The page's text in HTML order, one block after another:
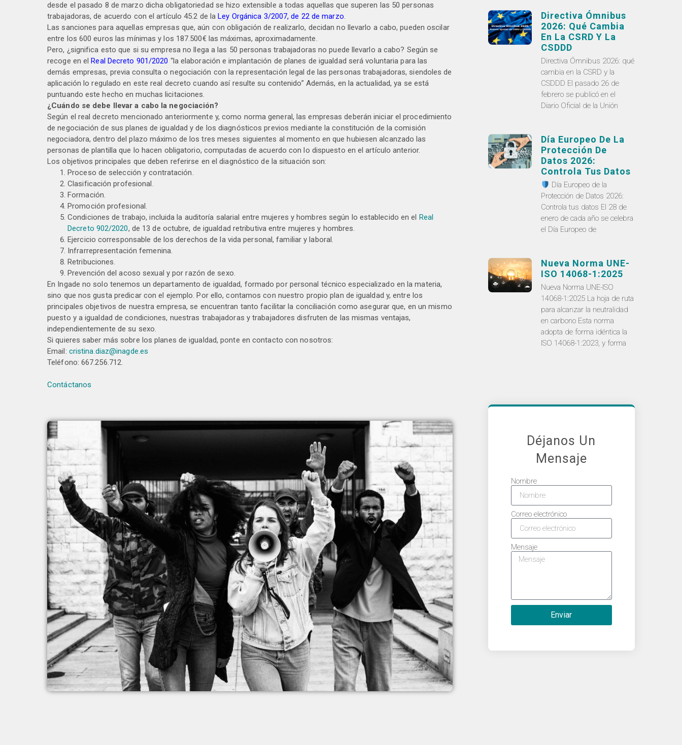
desde el pasado 8 de marzo dicha obligatoriedad se hizo extensible a todas aquellas que superen las 50 personas
trabajadoras, de acuerdo con el artículo 45.2 de la Ley Orgánica 3/2007, de 22 de marzo.
Las sanciones para aquellas empresas que, aún con obligación de realizarlo, decidan no llevarlo a cabo, pueden oscilar
entre los 600 euros las mínimas y los 187.500€ las máximas, aproximadamente.
Pero, ¿significa esto que si su empresa no llega a las 50 personas trabajadoras no puede llevarlo a cabo? Según se
recoge en el Real Decreto 901/2020 “la elaboración e implantación de planes de igualdad será voluntaria para las
demás empresas, previa consulta o negociación con la representación legal de las personas trabajadoras, siendoles de
aplicación lo regulado en este real decreto cuando así resulte su contenido” Además, en la actualidad, ya se está
puntuando este hecho en muchas licitaciones.
¿Cuándo se debe llevar a cabo la negociación?
Según el real decreto mencionado anteriormente y, como norma general, las empresas deberán iniciar el procedimiento
de negociación de sus planes de igualdad y de los diagnósticos previos mediante la constitución de la comisión
negociadora, dentro del plazo máximo de los tres meses siguientes al momento en que hubiesen alcanzado las
personas de plantilla que lo hacen obligatorio, computadas de acuerdo con lo dispuesto en el artículo anterior.
Los objetivos principales que deben referirse en el diagnóstico de la situación son:
Proceso de selección y contratación.
Clasificación profesional.
Formación.
Promoción profesional.
Condiciones de trabajo, incluida la auditoría salarial entre mujeres y hombres según lo establecido en el
Real
Decreto 902/2020, de 13 de octubre, de igualdad retributiva entre mujeres y hombres.
Ejercicio corresponsable de los derechos de la vida personal, familiar y laboral.
Infrarrepresentación femenina.
Retribuciones.
Prevención del acoso sexual y por razón de sexo.
En Ingade no solo tenemos un departamento de igualdad, formado por personal técnico especializado en la materia,
sino que nos gusta predicar con el ejemplo. Por ello, contamos con nuestro propio plan de igualdad y, entre los
principales objetivos de nuestra empresa, se encuentran tanto facilitar la conciliación como asegurar que, en un mismo
puesto y a igualdad de condiciones, nuestras trabajadoras y trabajadores disfruten de las mismas ventajas,
independientemente de su sexo.
Si quieres saber más sobre los planes de igualdad, ponte en contacto con nosotros:
Email: cristina.diaz@inagde.es
Teléfono: 667.256.712.
Contáctanos
Directiva Ómnibus
2026: Qué Cambia
En La CSRD Y La
CSDDD
Directiva Ómnibus 2026: qué
cambia en la CSRD y la
CSDDD El pasado 26 de
febrero se publicó en el
Diario Oficial de la Unión
Día Europeo De La
Protección De
Datos 2026:
Controla Tus Datos
Día Europeo de la
Protección de Datos 2026:
Controla tus datos El 28 de
enero de cada año se celebra
el Día Europeo de
Nueva Norma UNE-
ISO 14068-1:2025
Nueva Norma UNE-ISO
14068-1:2025 La hoja de ruta
para alcanzar la neutralidad
en carbono Esta norma
adopta de forma idéntica la
ISO 14068-1:2023, y forma
Déjanos Un
Mensaje
Nombre
Correo electrónico
Mensaje
Enviar